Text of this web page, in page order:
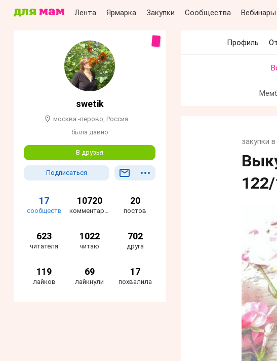
Лента Ярмарка Закупки Сообщества Вебинары
swetik
москва -перово, Россия
была давно
В друзья
Подписаться
17
сообществ
10720
комментариев
20
постов
623
читателя
1022
читаю
702
друга
119
лайков
69
лайкнули
17
похвалила
Профиль
закупки